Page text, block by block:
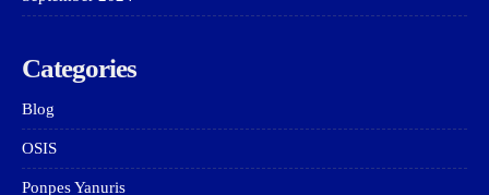
Categories
Blog
OSIS
Ponpes Yanuris